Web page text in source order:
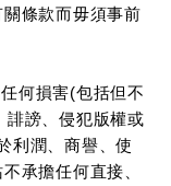
條款而毋須事前
何損害(包括但不
誹謗、侵犯版權或
利潤、商譽、使
承擔任何直接、